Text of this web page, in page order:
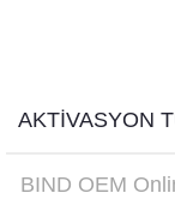
AKTIVASYON
BIND OEM